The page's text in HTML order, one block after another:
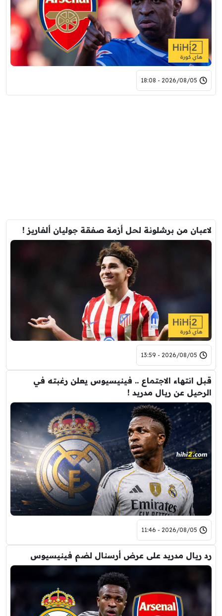
2026/08/05 - 18:08
لاعبان من برشلونة لحل أزمة صفقة جوليان ألفاريز !
2026/08/05 - 13:59
قبل انتهاء الاجتماع .. فينيسيوس يعلن رغبته في
الرحيل عن ريال مدريد !
2026/08/05 - 11:46
رد ريال مدريد على عرض أرسنال لضم فينيسيوس